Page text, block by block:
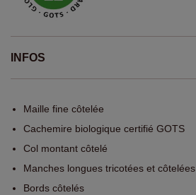
INFOS
Maille fine côtelée
Cachemire biologique certifié GOTS
Col montant côtelé
Manches longues tricotées et côtelées
Bords côtelés